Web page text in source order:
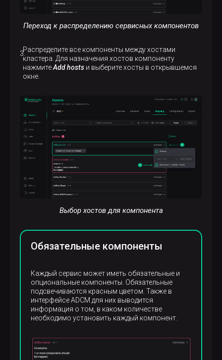
Переход к распределению сервисных компонентов
Распределите все компоненты между хостами
кластера. Для назначения хостов компоненту
нажмитеAdd hosts и выберите хосты в открывшемся
окне.
Выбор хостов для компонента
Обязательные компоненты
Каждый сервис может иметь обязательные и
опциональные компоненты. Обязательные
подсвечиваются красным цветом. Также в
интерфейсе ADCM для них выводится
информация о том, в каком количестве
необходимо установить каждый компонент.